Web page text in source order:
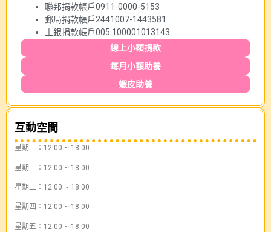
聯邦捐款帳戶0911-0000-5153
郵局捐款帳戶2441007-1443581
土銀捐款帳戶005 100001013143
線上小額捐款
每月小額助養
蝦皮助養
互動空間
星期一：12:00 ~ 18:00
星期二：12:00 ~ 18:00
星期三：12:00 ~ 18:00
星期四：12:00 ~ 18:00
星期五：12:00 ~ 18:00